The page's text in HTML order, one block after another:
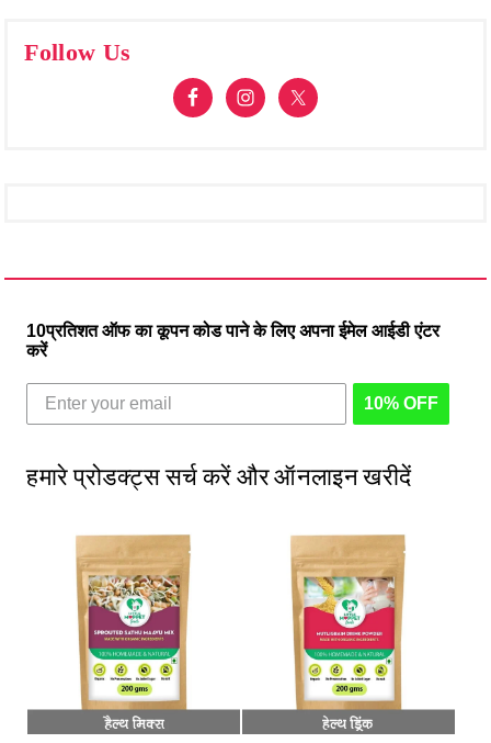
Follow Us
10प्रतिशत ऑफ का कूपन कोड पाने के लिए अपना ईमेल आईडी एंटर
करें
10% OFF
हमारे प्रोडक्ट्स सर्च करें और ऑनलाइन खरीदें